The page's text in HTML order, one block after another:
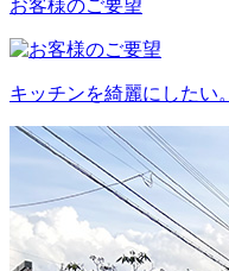
お客様のご要望
キッチンを綺麗にしたい。